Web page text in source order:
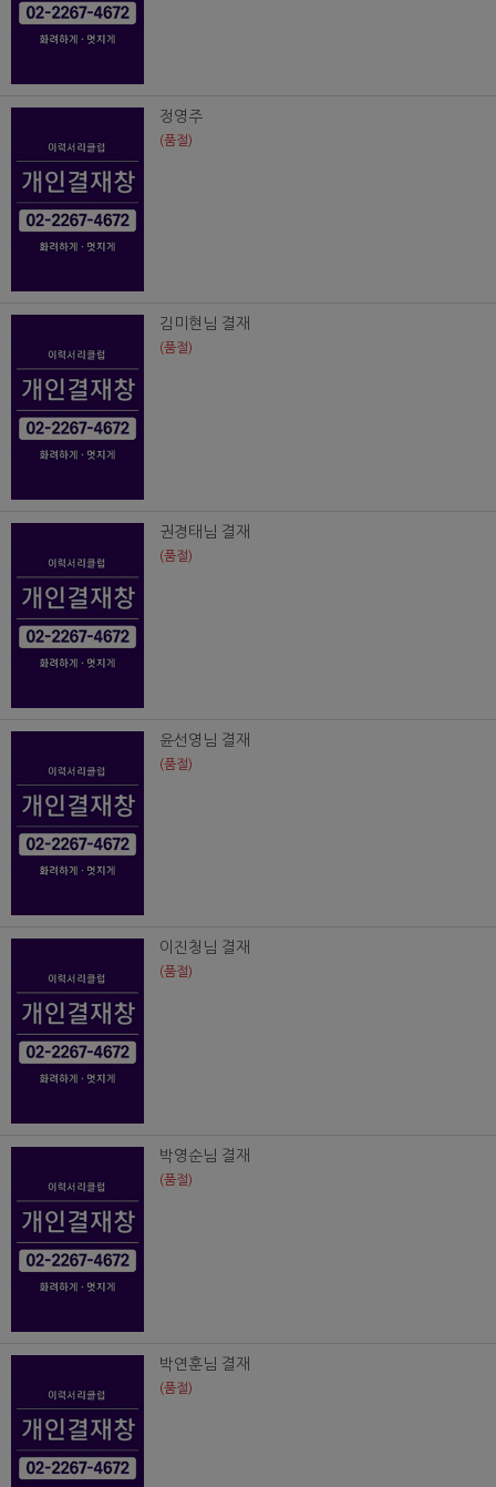
정영주
(품절)
김미현님 결재
(품절)
권경태님 결재
(품절)
윤선영님 결재
(품절)
이진청님 결재
(품절)
박영순님 결재
(품절)
박연훈님 결재
(품절)